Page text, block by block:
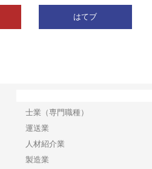
はてブ
士業（専門職種）
運送業
人材紹介業
製造業